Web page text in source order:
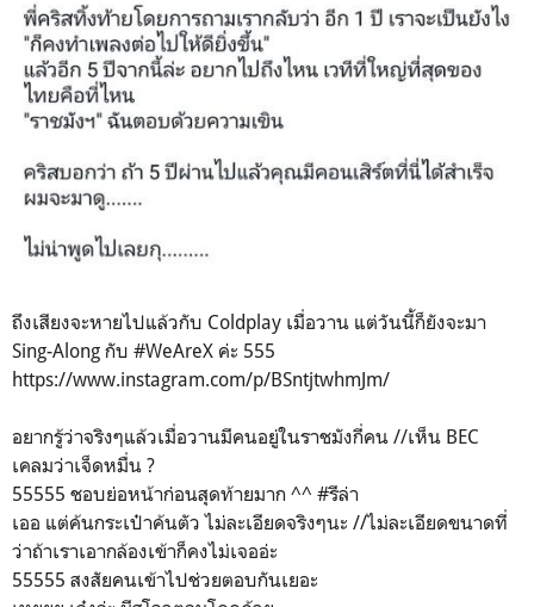
ถึงเสียงจะหายไปแล้วกับ Coldplay เมื่อวาน แต่วันนี้ก็ยังจะมา
Sing-Along กับ #WeAreX ค่ะ 555
https://www.instagram.com/p/BSntjtwhmJm/
อยากรู้ว่าจริงๆแล้วเมื่อวานมีคนอยู่ในราชมังกี่คน //เห็น BEC
เคลมว่าเจ็ดหมื่น ?
55555 ชอบย่อหน้าก่อนสุดท้ายมาก ^^ #รีล่า
เออ แต่ค้นกระเป๋าค้นตัว ไม่ละเอียดจริงๆนะ //ไม่ละเอียดขนาดที่
ว่าถ้าเราเอากล้องเข้าก็คงไม่เจออ่ะ
55555 สงสัยคนเข้าไปช่วยตอบกันเยอะ